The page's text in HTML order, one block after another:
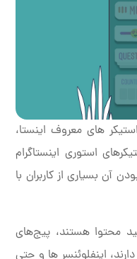
های معروف اینستا،
استوری اینستاگرام
آن بسیاری از کاربران با
محتوا هستند، پیج‌های